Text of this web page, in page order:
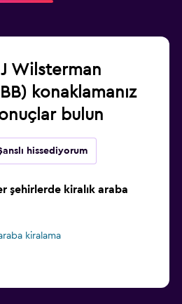
Wilsterman
konaklamanız
bulun
hissediyorum
şehirlerde kiralık araba
kiralama